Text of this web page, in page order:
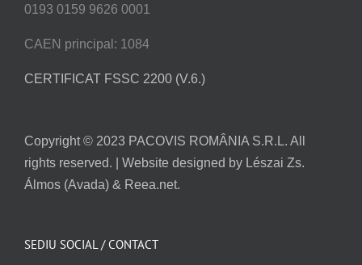
0193 0159 9626 0001
CAEN principal: 1084
CERTIFICAT FSSC 2200 (V.6.)
Copyright © 2023 PACOVIS ROMÂNIA S.R.L. All
rights reserved. | Website designed by Lészai Zs.
Álmos (Avada) & Reea.net.
SEDIU SOCIAL / CONTACT